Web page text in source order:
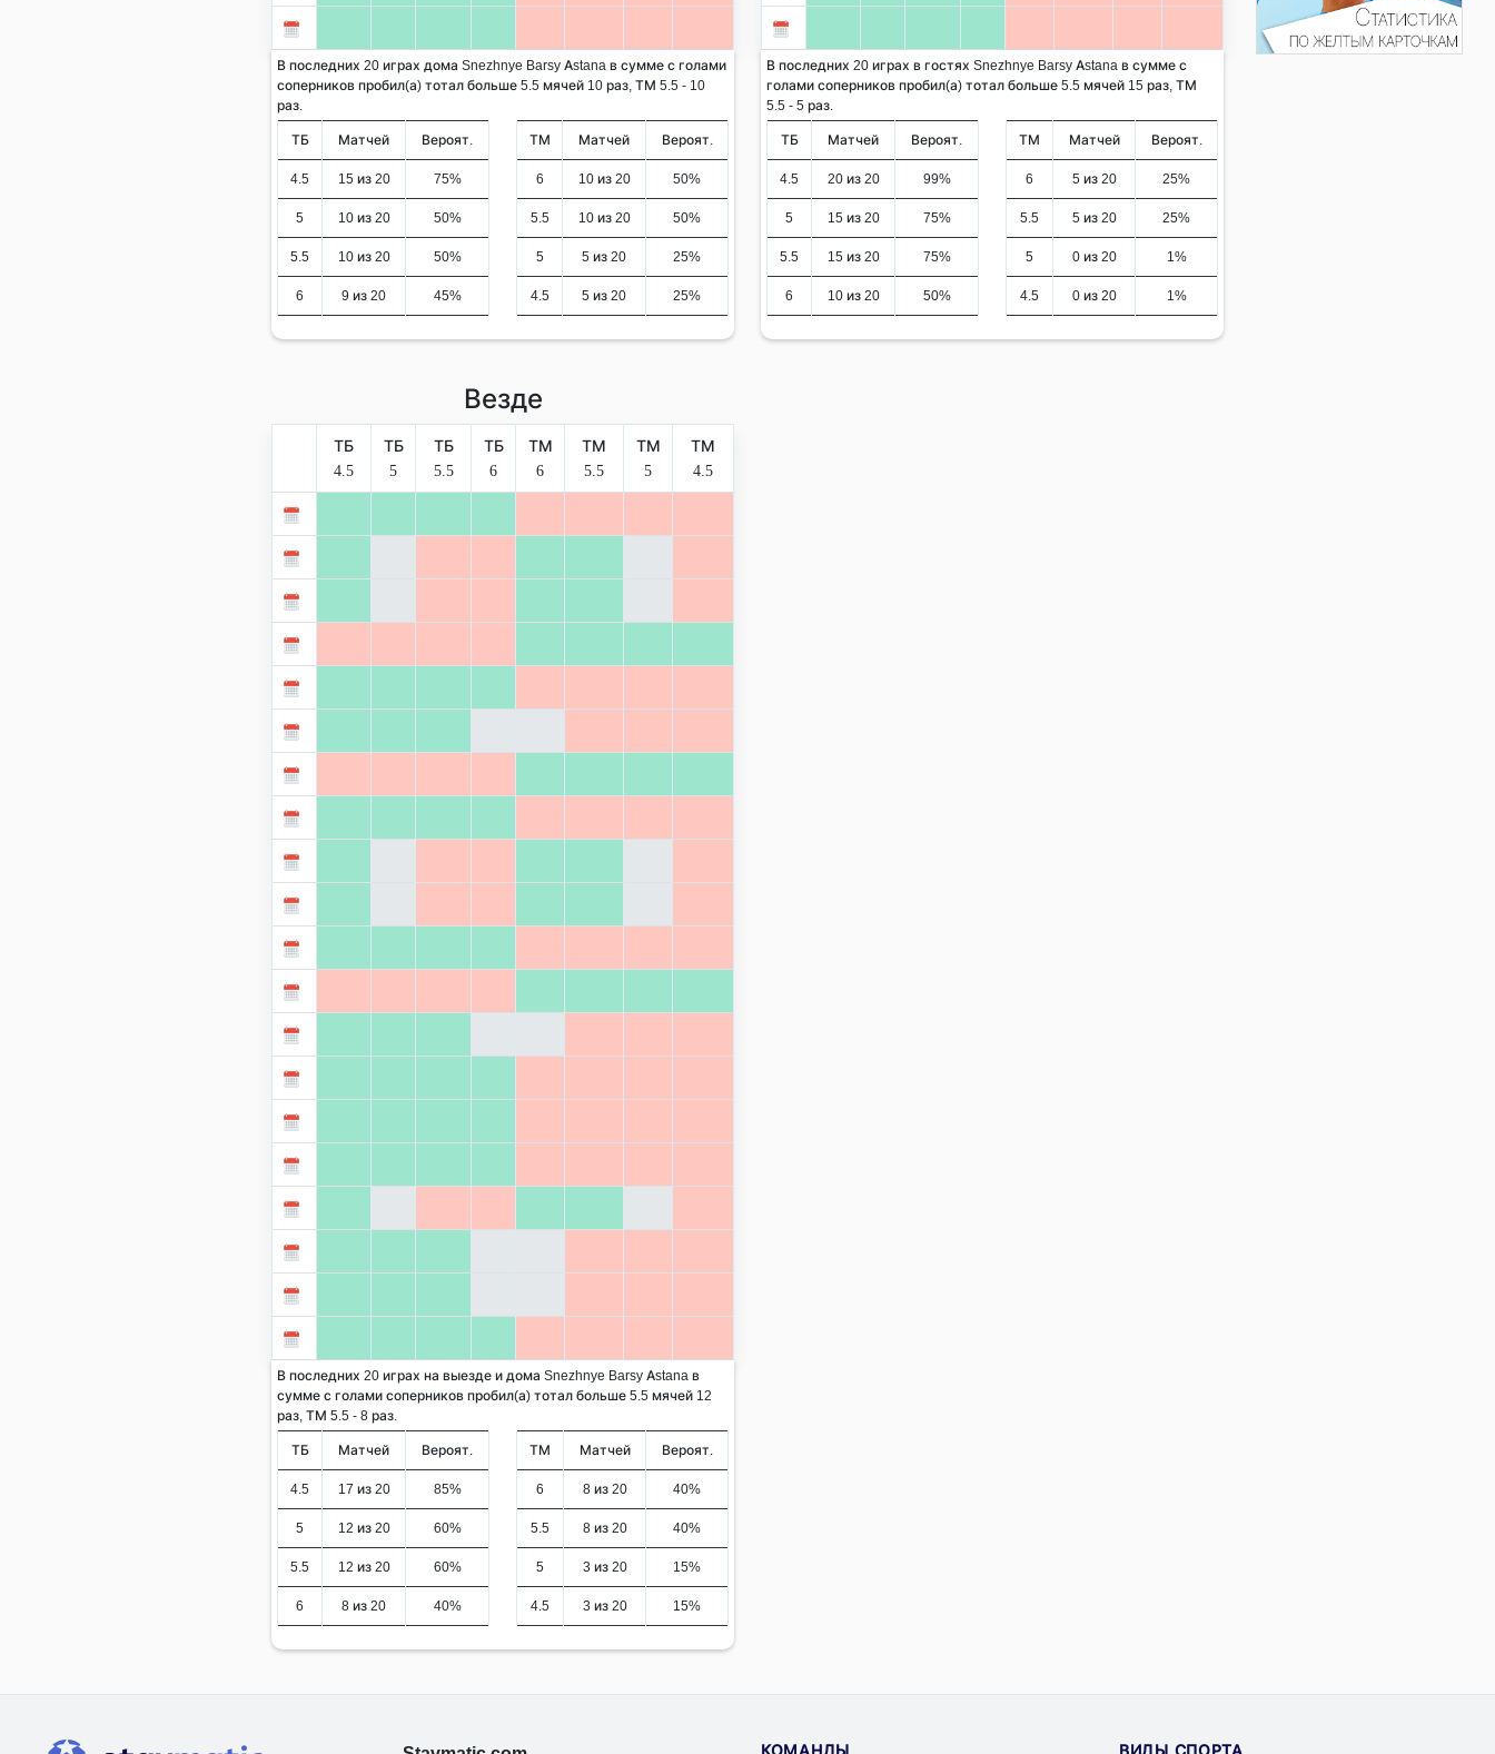
В последних 20 играх дома Snezhnye Barsy Astana в сумме с голами
соперников пробил(а) тотал больше 5.5 мячей 10 раз, ТМ 5.5 - 10
раз.
ТБ Матчей Вероят.
4.5 15 из 20 75%
5 10 из 20 50%
5.5 10 из 20 50%
6 9 из 20 45%
ТМ Матчей Вероят.
6 10 из 20 50%
5.5 10 из 20 50%
5 5 из 20 25%
4.5 5 из 20 25%
В последних 20 играх в гостях Snezhnye Barsy Astana в сумме с
голами соперников пробил(а) тотал больше 5.5 мячей 15 раз, ТМ
5.5 - 5 раз.
ТБ Матчей Вероят.
4.5 20 из 20 99%
5 15 из 20 75%
5.5 15 из 20 75%
6 10 из 20 50%
ТМ Матчей Вероят.
6 5 из 20 25%
5.5 5 из 20 25%
5 0 из 20 1%
4.5 0 из 20 1%
Везде
ТБ
4.5
ТБ
5
ТБ
5.5
ТБ
6
ТМ
6
ТМ
5.5
ТМ
5
ТМ
4.5
В последних 20 играх на выезде и дома Snezhnye Barsy Astana в
сумме с голами соперников пробил(а) тотал больше 5.5 мячей 12
раз, ТМ 5.5 - 8 раз.
ТБ Матчей Вероят.
4.5 17 из 20 85%
5 12 из 20 60%
5.5 12 из 20 60%
6 8 из 20 40%
ТМ Матчей Вероят.
6 8 из 20 40%
5.5 8 из 20 40%
5 3 из 20 15%
4.5 3 из 20 15%
КОМАНДЫ ВИДЫ СПОРТА